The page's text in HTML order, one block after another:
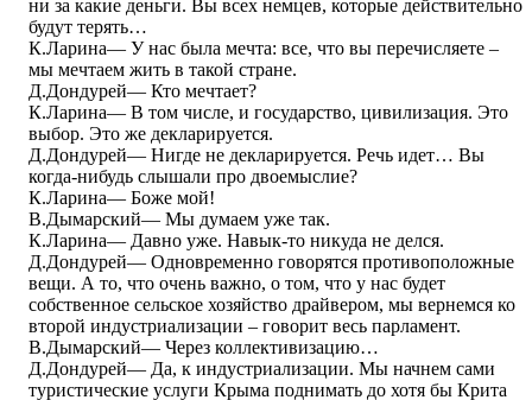
ни за какие деньги. Вы всех немцев, которые действительно
будут терять…
К.Ларина― У нас была мечта: все, что вы перечисляете –
мы мечтаем жить в такой стране.
Д.Дондурей― Кто мечтает?
К.Ларина― В том числе, и государство, цивилизация. Это
выбор. Это же декларируется.
Д.Дондурей― Нигде не декларируется. Речь идет… Вы
когда-нибудь слышали про двоемыслие?
К.Ларина― Боже мой!
В.Дымарский― Мы думаем уже так.
К.Ларина― Давно уже. Навык-то никуда не делся.
Д.Дондурей― Одновременно говорятся противоположные
вещи. А то, что очень важно, о том, что у нас будет
собственное сельское хозяйство драйвером, мы вернемся ко
второй индустриализации – говорит весь парламент.
В.Дымарский― Через коллективизацию…
Д.Дондурей― Да, к индустриализации. Мы начнем сами
туристические услуги Крыма поднимать до хотя бы Крита